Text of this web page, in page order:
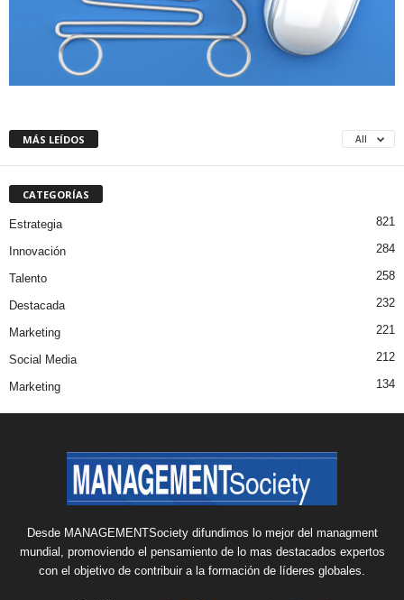
MÁS LEÍDOS All
CATEGORÍAS
Estrategia 821
Innovación 284
Talento 258
Destacada 232
Marketing 221
Social Media 212
Marketing 134
Desde MANAGEMENTSociety difundimos lo mejor del managment
mundial, promoviendo el pensamiento de lo mas destacados expertos
con el objetivo de contribuir a la formación de líderes globales.